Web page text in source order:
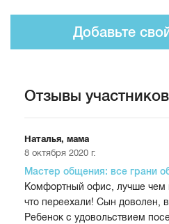
Добавьте
Отзывы участников
Наталья, мама
8 октября 2020 г.
Мастер общения: все грани
Комфортный офис, лучше
что переехали! Сын доволен,
Ребенок с удовольствием